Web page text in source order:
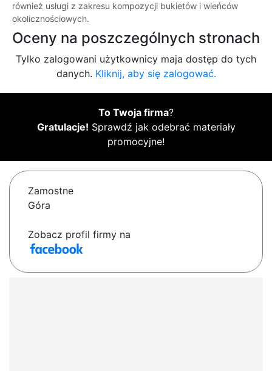
również usługi z zakresu kompozycji bukietów i wieńców
okolicznościowych.
Oceny na poszczególnych stronach
Tylko zalogowani użytkownicy maja dostęp do tych
danych. Kliknij, aby się zalogować.
To Twoja firma?
Gratulacje! Sprawdź jak odebrać materiały
promocyjne!
Zamostne
Góra
Zobacz profil firmy na